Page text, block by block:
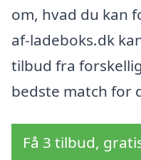
om, hvad du kan
af-ladeboks.dk
tilbud fra
bedste match for
Få 3 tilbud,